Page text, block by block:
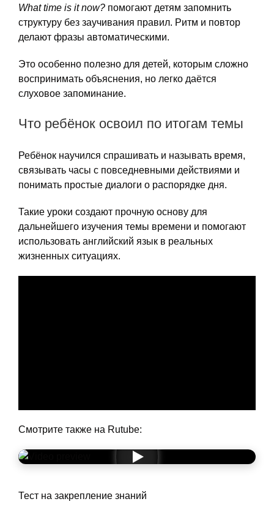
What time is it now? помогают детям запомнить
структуру без заучивания правил. Ритм и повтор
делают фразы автоматическими.
Это особенно полезно для детей, которым сложно
воспринимать объяснения, но легко даётся
слуховое запоминание.
Что ребёнок освоил по итогам темы
Ребёнок научился спрашивать и называть время,
связывать часы с повседневными действиями и
понимать простые диалоги о распорядке дня.
Такие уроки создают прочную основу для
дальнейшего изучения темы времени и помогают
использовать английский язык в реальных
жизненных ситуациях.
Смотрите также на Rutube:
Тест на закрепление знаний